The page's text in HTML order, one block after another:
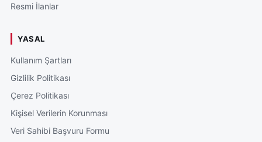
Resmi İlanlar
YASAL
Kullanım Şartları
Gizlilik Politikası
Çerez Politikası
Kişisel Verilerin Korunması
Veri Sahibi Başvuru Formu